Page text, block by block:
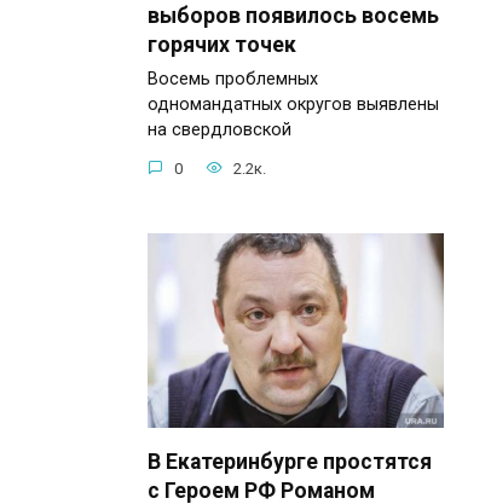
выборов появилось восемь
горячих точек
Восемь проблемных
одномандатных округов выявлены
на свердловской
0 2.2к.
В Екатеринбурге простятся
с Героем РФ Романом